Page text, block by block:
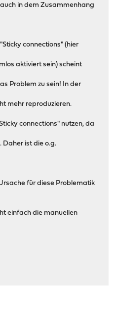
in dem Zusammenhang
connections" (hier
aktiviert sein) scheint
Problem zu sein! In der
mehr reproduzieren.
connections" nutzen, da
Daher ist die o.g.
für diese Problematik
einfach die manuellen